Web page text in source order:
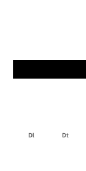
Dl Dt